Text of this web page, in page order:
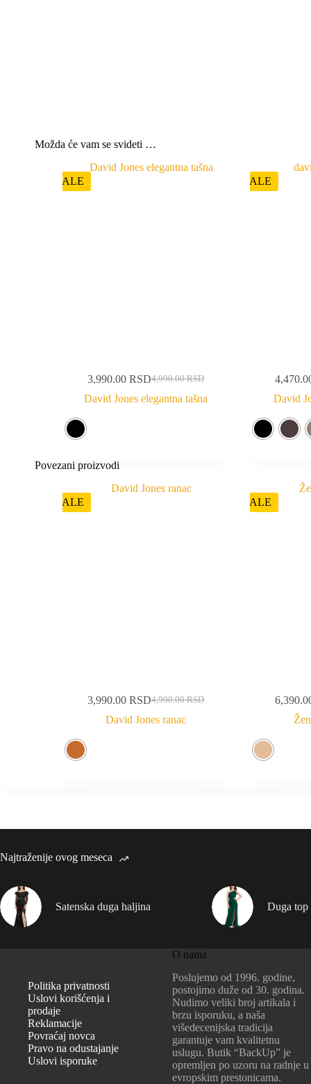
Možda će vam se svideti …
SALE
4,990.00RSD
3,990.00 RSD
David Jones elegantna tašna
SALE
David
Povezani proizvodi
SALE
4,990.00RSD
3,990.00 RSD
David Jones ranac
SALE
Najtraženije ovog meseca
Satenska duga haljina Duga top
Politika privatnosti
Uslovi korišćenja i
prodaje
Reklamacije
Povraćaj novca
Pravo na odustajanje
Uslovi isporuke
O nama
Poslujemo od 1996. godine,
postojimo duže od 30. godina.
Nudimo veliki broj artikala i
brzu isporuku, a naša
višedecenijska tradicija
garantuje vam kvalitetnu
uslugu. Butik “BackUp” je
opremljen po uzoru na radnje u
evropskim prestonicama.